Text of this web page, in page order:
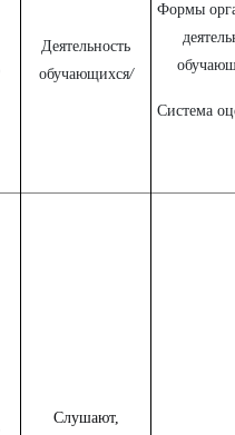
Деятельность
обучающихся/
Формы
Система
Слушают,